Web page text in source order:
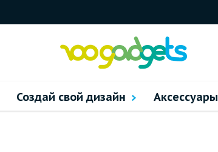
Создай свой дизайн Аксессуары